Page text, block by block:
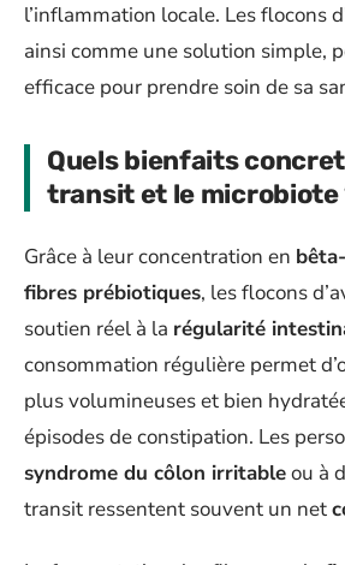
l’inflammation locale. Les flocons
ainsi comme une solution simple,
efficace pour prendre soin de sa
Quels bienfaits
transit et le microbiote
Grâce à leur concentration en
fibres prébiotiques, les flocons
soutien réel à la régularité
consommation régulière permet
plus volumineuses et bien
épisodes de constipation. Les
syndrome du côlon irritableou à
transit ressentent souvent un net